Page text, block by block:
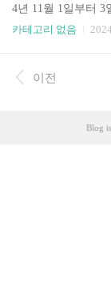
약은 10월 31일 오
가능합니다.예약
팝업스토어를 검색
나비 무료 공연백
된 청춘들을 위해
4년 11월 1일부터 3
전단지 주요 내용
살지 고민이라구요
시그니처 TOP 12
처 TOP 12 꼭 사야
카테고리 없음
이전
Blog